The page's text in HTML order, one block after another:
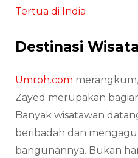
Tertua di India
Destinasi
Umroh.com
Zayed merupakan
Banyak wisatawan
beribadah dan
bangunannya. Bukan